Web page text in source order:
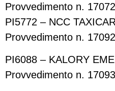
Provvedimento n. 17072
PI5772 – NCC TAXICAR
Provvedimento n. 17092
PI6088 – KALORY
Provvedimento n. 17093